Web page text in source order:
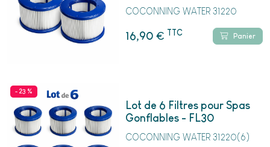
COCONNING WATER 31220
16,90€ TTC Panier
- 23 %
Lot de 6 Filtres pour Spas
Gonflables - FL30
COCONNING WATER 31220(6)